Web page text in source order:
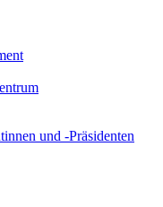
und -Präsidenten